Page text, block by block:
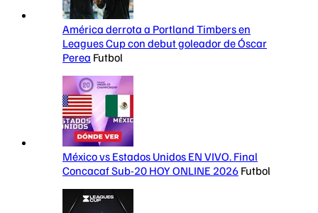
América derrota a Portland Timbers en
Leagues Cup con debut goleador de Óscar
Perea Futbol
México vs Estados Unidos EN VIVO. Final
Concacaf Sub-20 HOY ONLINE 2026 Futbol